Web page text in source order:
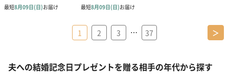
1 2 3 … 37 ＞
夫への結婚記念日プレゼントを贈る相手の年代から探す